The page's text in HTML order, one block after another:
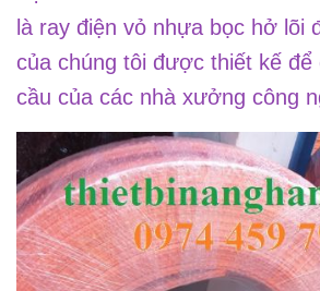
là ray điện vỏ nhựa bọc hở lõi
của chúng tôi được thiết kế để
cầu của các nhà xưởng công